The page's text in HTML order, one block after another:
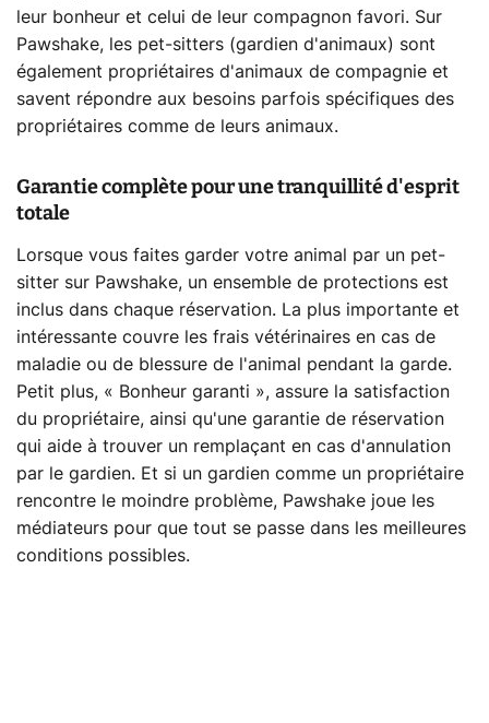
leur bonheur et celui de leur compagnon favori. Sur
Pawshake, les pet-sitters (gardien d'animaux) sont
également propriétaires d'animaux de compagnie et
savent répondre aux besoins parfois spécifiques des
propriétaires comme de leurs animaux.
Garantie complète pour une tranquillité d'esprit
totale
Lorsque vous faites garder votre animal par un pet-
sitter sur Pawshake, un ensemble de protections est
inclus dans chaque réservation. La plus importante et
intéressante couvre les frais vétérinaires en cas de
maladie ou de blessure de l'animal pendant la garde.
Petit plus, « Bonheur garanti », assure la satisfaction
du propriétaire, ainsi qu'une garantie de réservation
qui aide à trouver un remplaçant en cas d'annulation
par le gardien. Et si un gardien comme un propriétaire
rencontre le moindre problème, Pawshake joue les
médiateurs pour que tout se passe dans les meilleures
conditions possibles.